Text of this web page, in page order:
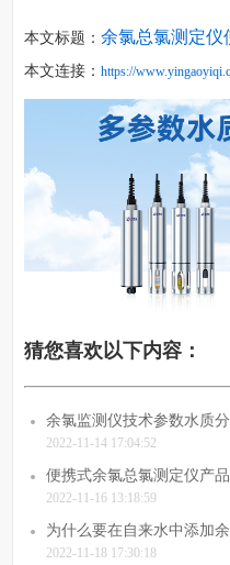
本文标题：余氯总氯测定仪
本文连接：https://
猜您喜欢以下内容：
余氯监测仪技术参数水质
2022-11-14 17:04:52
便携式余氯总氯测定仪产
2022-11-16 13:18:59
为什么要在自来水中添加
2022-11-18 17:30:18